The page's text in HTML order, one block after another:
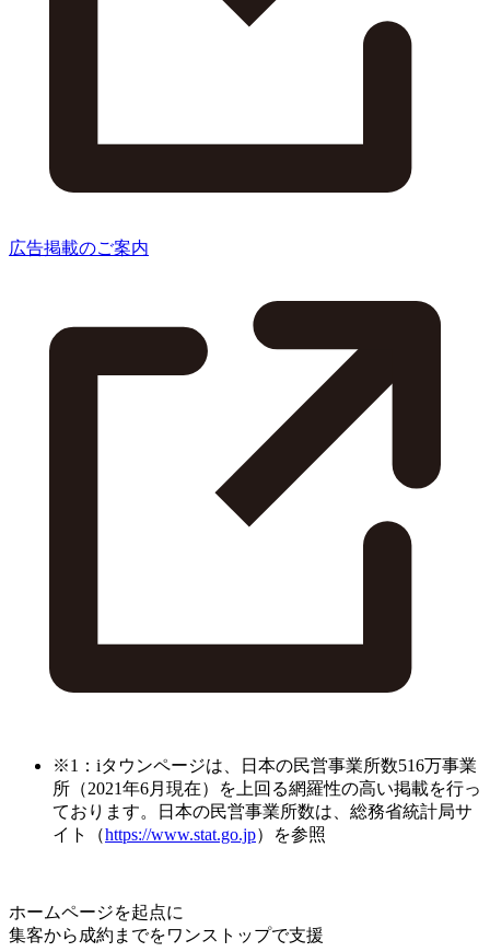
広告掲載のご案内
※1：iタウンページは、日本の民営事業所数516万事業
所（2021年6月現在）を上回る網羅性の高い掲載を行っ
ております。日本の民営事業所数は、総務省統計局サ
イト（https://www.stat.go.jp）を参照
ホームページを起点に
集客から成約までをワンストップで支援